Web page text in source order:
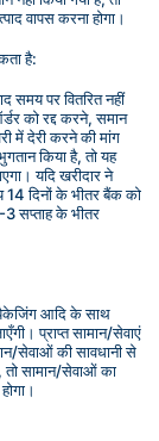
वापस करना होगा।
है:
समय पर वितरित नहीं
को रद्द करने, समान
में देरी करने की मांग
किया है, तो यह
यदि खरीदार ने
14 दिनों के भीतर बैंक को
सप्ताह के भीतर
आदि के साथ
प्राप्त सामान/सेवाएं
सेवाओं की सावधानी से
तो सामान/सेवाओं का